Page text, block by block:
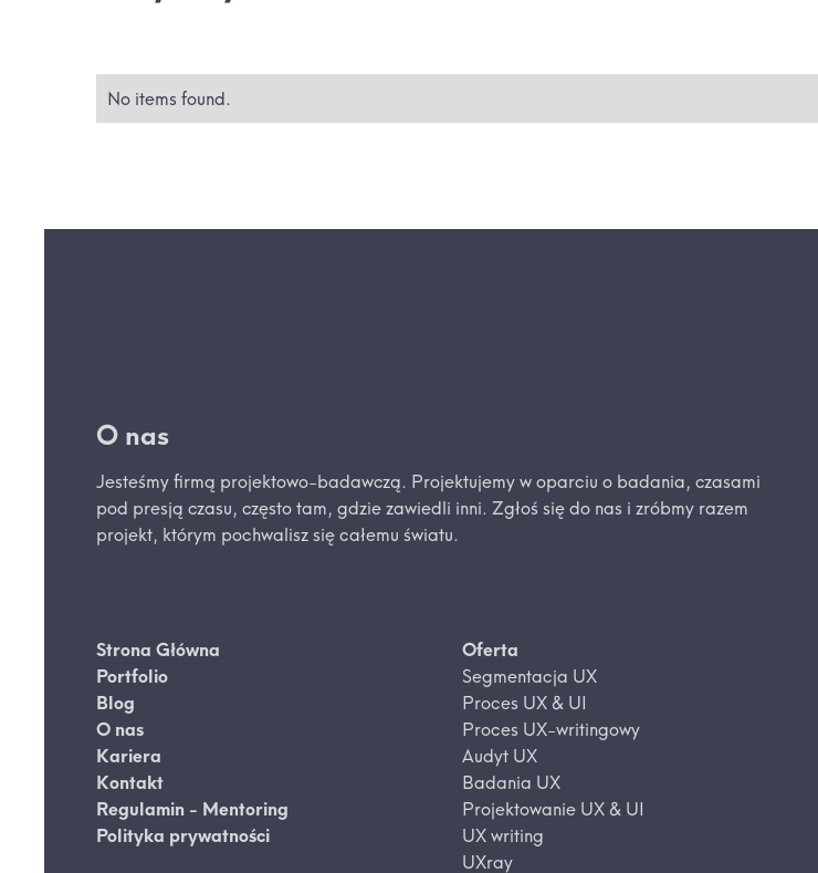
No items found.
O nas
Jesteśmy firmą projektowo-badawczą. Projektujemy w oparciu o badania, czasami
pod presją czasu, często tam, gdzie zawiedli inni. Zgłoś się do nas i zróbmy razem
projekt, którym pochwalisz się całemu światu.
Strona Główna
Portfolio
Blog
O nas
Kariera
Kontakt
Regulamin - Mentoring
Polityka prywatności
Oferta
Segmentacja UX
Proces UX & UI
Proces UX-writingowy
Audyt UX
Badania UX
Projektowanie UX & UI
UX writing
UXray